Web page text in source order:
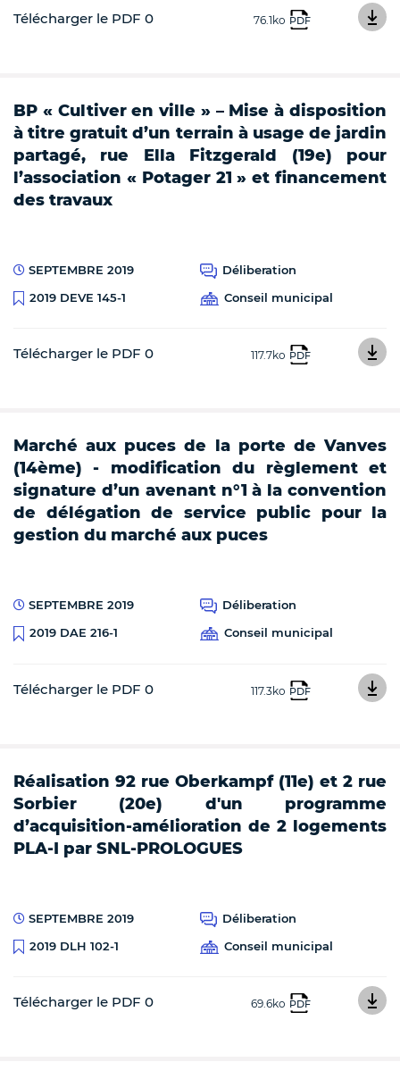
Télécharger le PDF 0 76.1ko PDF
BP « Cultiver en ville » – Mise à disposition
à titre gratuit d’un terrain à usage de jardin
partagé, rue Ella Fitzgerald (19e) pour
l’association « Potager 21 » et financement
des travaux
SEPTEMBRE 2019
Déliberation
2019 DEVE 145-1
Conseil municipal
Télécharger le PDF 0 117.7ko PDF
Marché aux puces de la porte de Vanves
(14ème) - modification du règlement et
signature d’un avenant n°1 à la convention
de délégation de service public pour la
gestion du marché aux puces
SEPTEMBRE 2019
Déliberation
2019 DAE 216-1
Conseil municipal
Télécharger le PDF 0 117.3ko PDF
Réalisation 92 rue Oberkampf (11e) et 2 rue
Sorbier (20e) d'un programme
d’acquisition-amélioration de 2 logements
PLA-I par SNL-PROLOGUES
SEPTEMBRE 2019
Déliberation
2019 DLH 102-1
Conseil municipal
Télécharger le PDF 0 69.6ko PDF